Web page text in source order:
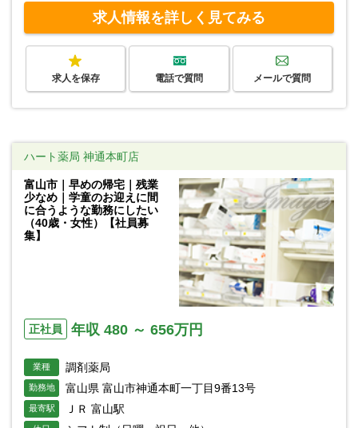
求人情報を詳しく見てみる
求人を保存 電話で質問 メールで質問
ハート薬局 神通本町店
富山市｜早めの帰宅｜残業
少なめ｜学童のお迎えに間
に合うような勤務にしたい
（40歳・女性）【社員募
集】
正社員 年収 480 ～ 656万円
業種 調剤薬局
勤務地 富山県 富山市神通本町一丁目9番13号
最寄駅 ＪＲ 富山駅